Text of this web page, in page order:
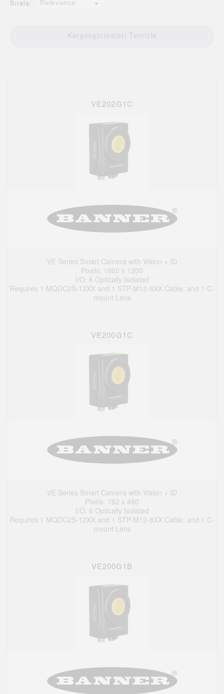
Sırala: Relevance
Karşılaştırmaları Temizle
VE202G1C
VE Series Smart Camera with Vision + ID
Pixels: 1600 x 1200
I/O: 6 Optically Isolated
Requires 1 MQDC2S-12XX and 1 STP-M12-8XX Cable; and 1 C-
mount Lens
VE200G1C
VE Series Smart Camera with Vision + ID
Pixels: 752 x 480
I/O: 6 Optically Isolated
Requires 1 MQDC2S-12XX and 1 STP-M12-8XX Cable; and 1 C-
mount Lens
VE200G1B